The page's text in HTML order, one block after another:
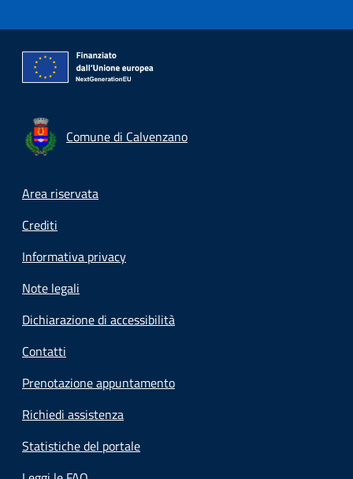
Comune di Calvenzano
Footer menu
Area riservata
Crediti
Informativa privacy
Note legali
Dichiarazione di accessibilità
Contatti
Prenotazione appuntamento
Richiedi assistenza
Statistiche del portale